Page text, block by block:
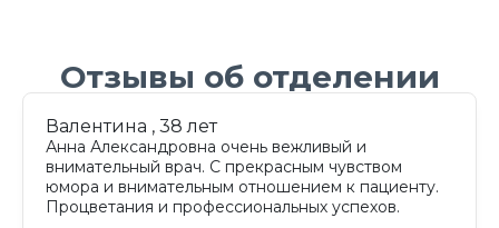
Отзывы об отделении
Валентина , 38 лет
Анна Александровна очень вежливый и
внимательный врач. С прекрасным чувством
юмора и внимательным отношением к пациенту.
Процветания и профессиональных успехов.